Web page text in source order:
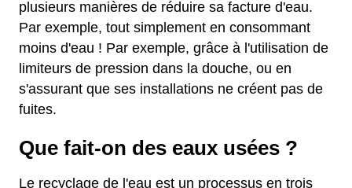
plusieurs manières de réduire sa facture d'eau.
Par exemple, tout simplement en consommant
moins d'eau ! Par exemple, grâce à l'utilisation de
limiteurs de pression dans la douche, ou en
s'assurant que ses installations ne créent pas de
fuites.
Que fait-on des eaux usées ?
Le recyclage de l'eau est un processus en trois